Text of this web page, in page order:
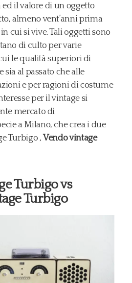
il valore di un oggetto
almeno vent’anni prima
cui si vive. Tali oggetti sono
di culto per varie
le qualità superiori di
al passato che alle
e per ragioni di costume
per il vintage si
mercato di
a Milano, che crea i due
Turbigo ,Vendo vintage
Turbigo vs
Turbigo